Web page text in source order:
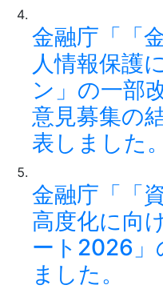
金融庁「「
人情報保護
ン」の一部
意見募集の
表しました。
金融庁「「
高度化に向
ート2026」
ました。